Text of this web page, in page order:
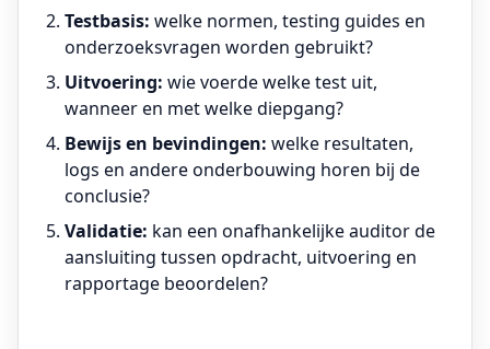
Testbasis: welke normen, testing guides en
onderzoeksvragen worden gebruikt?
Uitvoering: wie voerde welke test uit,
wanneer en met welke diepgang?
Bewijs en bevindingen: welke resultaten,
logs en andere onderbouwing horen bij de
conclusie?
Validatie: kan een onafhankelijke auditor de
aansluiting tussen opdracht, uitvoering en
rapportage beoordelen?